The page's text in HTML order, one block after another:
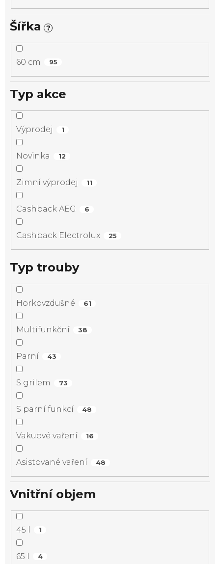
Šířka ?
60 cm 95
Typ akce
Výprodej 1
Novinka 12
Zimní výprodej 11
Cashback AEG 6
Cashback Electrolux 25
Typ trouby
Horkovzdušné 61
Multifunkční 38
Parní 43
S grilem 73
S parní funkcí 48
Vakuové vaření 16
Asistované vaření 48
Vnitřní objem
45 l 1
65 l 4